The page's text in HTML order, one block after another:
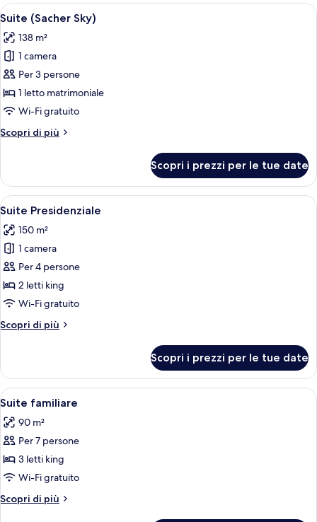
Apri
tutte
le
foto
per
Suite
(Sacher
Un soggiorno moderno con una
9
Suite (Sacher Sky)
138 m²
1 camera
Per 3 persone
1 letto matrimoniale
Wi-Fi gratuito
Scopri di più
Altri
(Sacher
Sky)
Scopri i prezzi per le tue date
Apri
tutte
le
foto
per
Suite
Presidenziale
Un soggiorno con camino, un
10
Suite Presidenziale
150 m²
1 camera
Per 4 persone
2 letti king
Wi-Fi gratuito
Scopri di più
Altri
Presidenziale
Scopri i prezzi per le tue date
Apri
tutte
le
foto
per
Suite
familiare
Una camera d'albergo con un letto
11
Suite familiare
90 m²
Per 7 persone
3 letti king
Wi-Fi gratuito
Scopri di più
Altri